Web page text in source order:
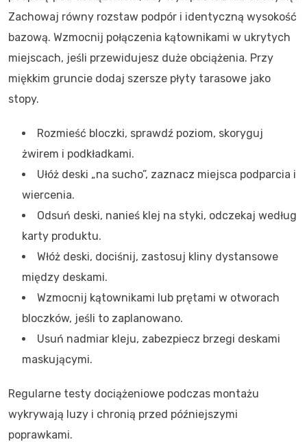
Zachowaj równy rozstaw podpór i identyczną wysokość
bazową. Wzmocnij połączenia kątownikami w ukrytych
miejscach, jeśli przewidujesz duże obciążenia. Przy
miękkim gruncie dodaj szersze płyty tarasowe jako
stopy.
Rozmieść bloczki, sprawdź poziom, skoryguj
żwirem i podkładkami.
Ułóż deski „na sucho”, zaznacz miejsca podparcia i
wiercenia.
Odsuń deski, nanieś klej na styki, odczekaj według
karty produktu.
Włóż deski, dociśnij, zastosuj kliny dystansowe
między deskami.
Wzmocnij kątownikami lub prętami w otworach
bloczków, jeśli to zaplanowano.
Usuń nadmiar kleju, zabezpiecz brzegi deskami
maskującymi.
Regularne testy dociążeniowe podczas montażu
wykrywają luzy i chronią przed późniejszymi
poprawkami.